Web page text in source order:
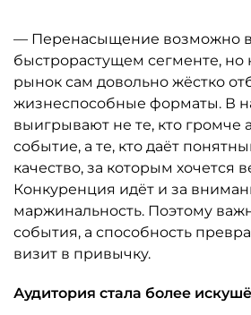
— Перенасыщение возможно
быстрорастущем сегменте, но
рынок сам довольно жёстко
жизнеспособные форматы. В
выигрывают не те, кто громче
событие, а те, кто даёт
качество, за которым хочется
Конкуренция идёт и за
маржинальность. Поэтому
события, а способность
визит в привычку.
Аудитория стала более